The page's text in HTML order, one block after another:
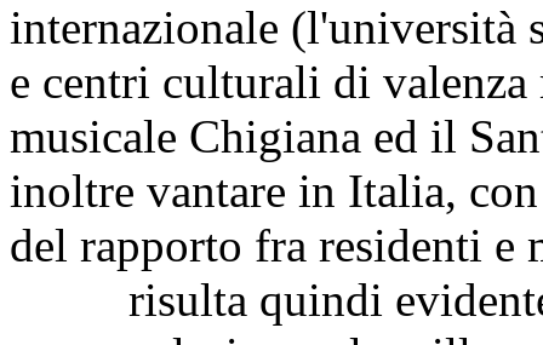
internazionale (l'università
e centri culturali di
musicale Chigiana ed il
inoltre vantare in Italia,
del rapporto fra residenti e
risulta quindi evidente